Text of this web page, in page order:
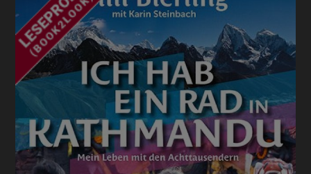
KINDER- & JUGENDBUCH
VERLAG
IDEEN & BEGLEITMATERIAL